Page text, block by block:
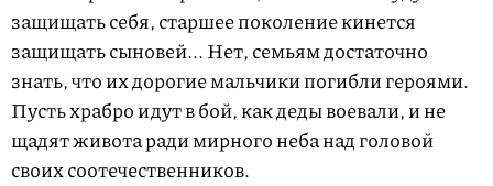
защищать себя, старшее поколение кинется
защищать сыновей... Нет, семьям достаточно
знать, что их дорогие мальчики погибли героями.
Пусть храбро идут в бой, как деды воевали, и не
щадят живота ради мирного неба над головой
своих соотечественников.